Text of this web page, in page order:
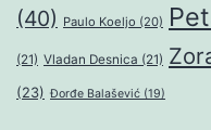
(40) Paulo Koeljo (20)
(21) Vladan Desnica (21)
(23) Đorđe Balašević (19)